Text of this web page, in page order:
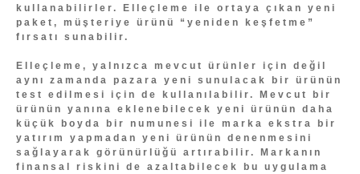
kullanabilirler. Elleçleme ile ortaya çıkan yeni
paket, müşteriye ürünü “yeniden keşfetme”
fırsatı sunabilir.
Elleçleme, yalnızca mevcut ürünler için değil
aynı zamanda pazara yeni sunulacak bir ürünün
test edilmesi için de kullanılabilir. Mevcut bir
ürünün yanına eklenebilecek yeni ürünün daha
küçük boyda bir numunesi ile marka ekstra bir
yatırım yapmadan yeni ürünün denenmesini
sağlayarak görünürlüğü artırabilir. Markanın
finansal riskini de azaltabilecek bu uygulama